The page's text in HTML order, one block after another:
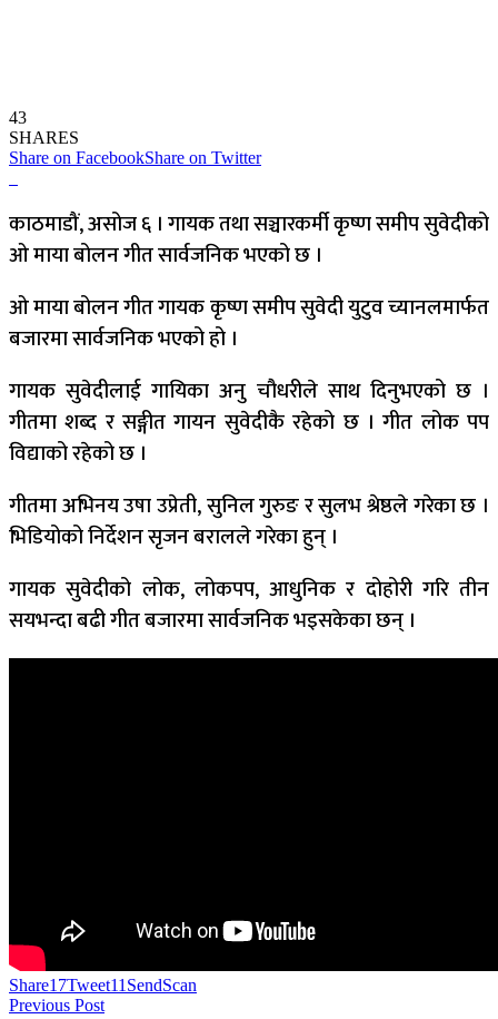
43
SHARES
Share on FacebookShare on Twitter
काठमाडौं, असोज ६ । गायक तथा सञ्चारकर्मी कृष्ण समीप सुवेदीको
ओ माया बोलन गीत सार्वजनिक भएको छ ।
ओ माया बोलन गीत गायक कृष्ण समीप सुवेदी युटुव च्यानलमार्फत
बजारमा सार्वजनिक भएको हो ।
गायक सुवेदीलाई गायिका अनु चौधरीले साथ दिनुभएको छ ।
गीतमा शब्द र सङ्गीत गायन सुवेदीकै रहेको छ । गीत लोक पप
विद्याको रहेको छ ।
गीतमा अभिनय उषा उप्रेती, सुनिल गुरुङ र सुलभ श्रेष्ठले गरेका छ ।
भिडियोको निर्देशन सृजन बरालले गरेका हुन् ।
गायक सुवेदीको लोक, लोकपप, आधुनिक र दोहोरी गरि तीन
सयभन्दा बढी गीत बजारमा सार्वजनिक भइसकेका छन् ।
Share17Tweet11 SendScan
Previous Post